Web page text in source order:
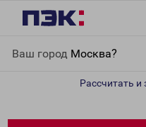
Ваш город Москва?
Рассчитать и